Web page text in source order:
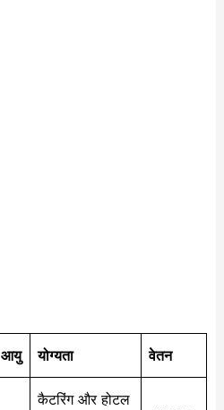
आयु योग्यता वेतन
कैटरिंग और होटल